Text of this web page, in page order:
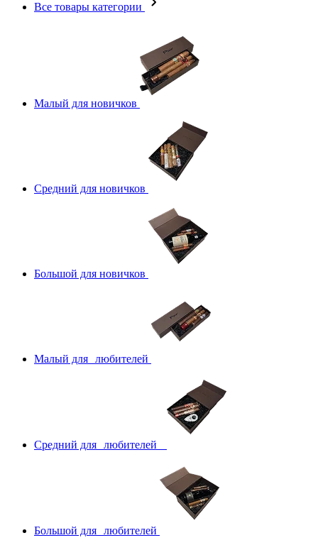
Все товары категории
Малый для новичков
Средний для новичков
Большой для новичков
Малый для любителей
Средний для любителей
Большой для любителей